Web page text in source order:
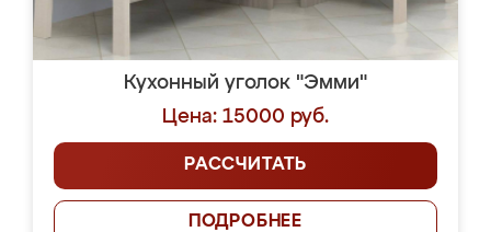
Кухонный уголок "Эмми"
Цена: 15000 руб.
РАССЧИТАТЬ
ПОДРОБНЕЕ